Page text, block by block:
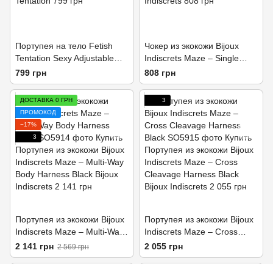
Портупея на тело Fetish
Tentation Sexy Adjustable
Harness
799 грн
Чокер из экокожи Bijoux
Indiscrets Maze – Single
Choker Black
808 грн
ДОСТАВКА 0 ГРН
ПРОМОКОД
−17%
3
Портупея из экокожи Bijoux
Indiscrets Maze – Multi-Way
Body Harness Black
2 141 грн 2 569 грн
3
Портупея из экокожи Bijoux
Indiscrets Maze – Cross
Cleavage Harness Black
2 055 грн